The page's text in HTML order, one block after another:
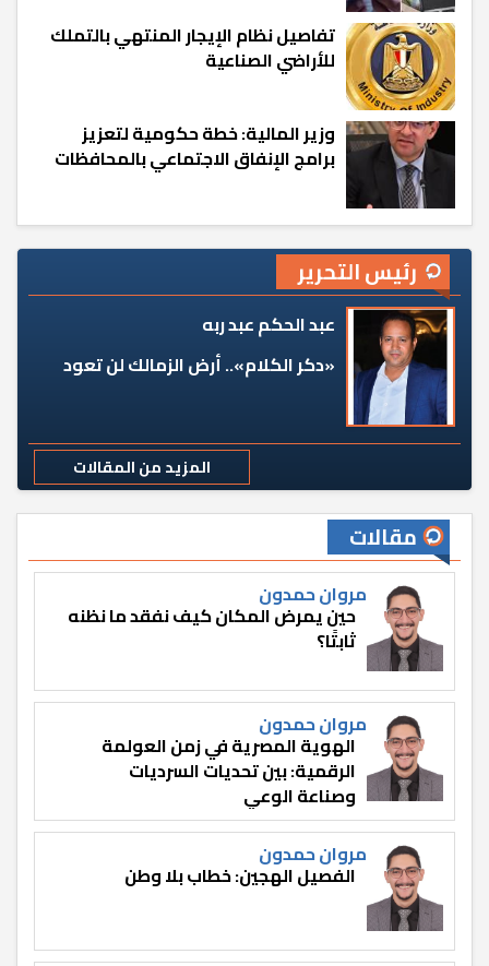
تفاصيل نظام الإيجار المنتهي بالتملك
للأراضي الصناعية
وزير المالية: خطة حكومية لتعزيز
برامج الإنفاق الاجتماعي بالمحافظات
رئيس التحرير
عبد الحكم عبد ربه
«دكر الكلام».. أرض الزمالك لن تعود
المزيد من المقالات
مقالات
مروان حمدون
حين يمرض المكان كيف نفقد ما نظنه
ثابتًا؟
مروان حمدون
الهوية المصرية في زمن العولمة
الرقمية: بين تحديات السرديات
وصناعة الوعي
مروان حمدون
الفصيل الهجين: خطاب بلا وطن